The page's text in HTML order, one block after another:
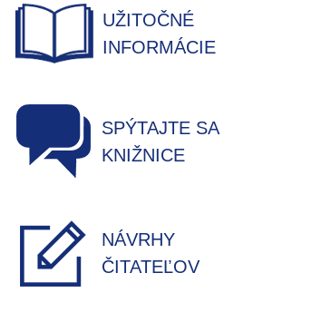
UŽITOČNÉ
INFORMÁCIE
SPÝTAJTE SA
KNIŽNICE
NÁVRHY
ČITATEĽOV